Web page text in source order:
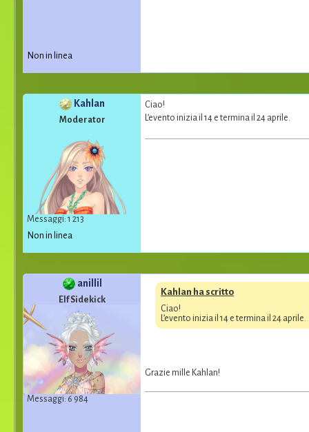
Non in linea
Kahlan
Moderator
Messaggi: 1 213
Ciao!
L’evento inizia il 14 e termina il 24 aprile.
Non in linea
anillil
Elf Sidekick
Messaggi: 6 984
Kahlan ha scritto
Ciao!
L’evento inizia il 14 e termina il 24 aprile.
Grazie mille Kahlan!